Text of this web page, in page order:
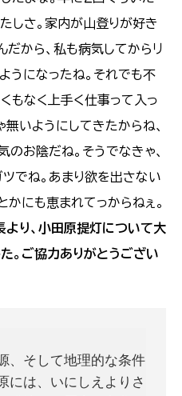
しさ。家内が山登りが好き
だから、私も病気してからリ
うになったね。それでも不
もなく上手く仕事って入っ
無いようにしてきたからね、
お陰だね。そうでなきゃ、
でね。あまり欲を出さない
かにも恵まれてっからねぇ。
り、小田原提灯について大
。ご協力ありがとうござい
、そして地理的な条件
には、いにしえよりさ